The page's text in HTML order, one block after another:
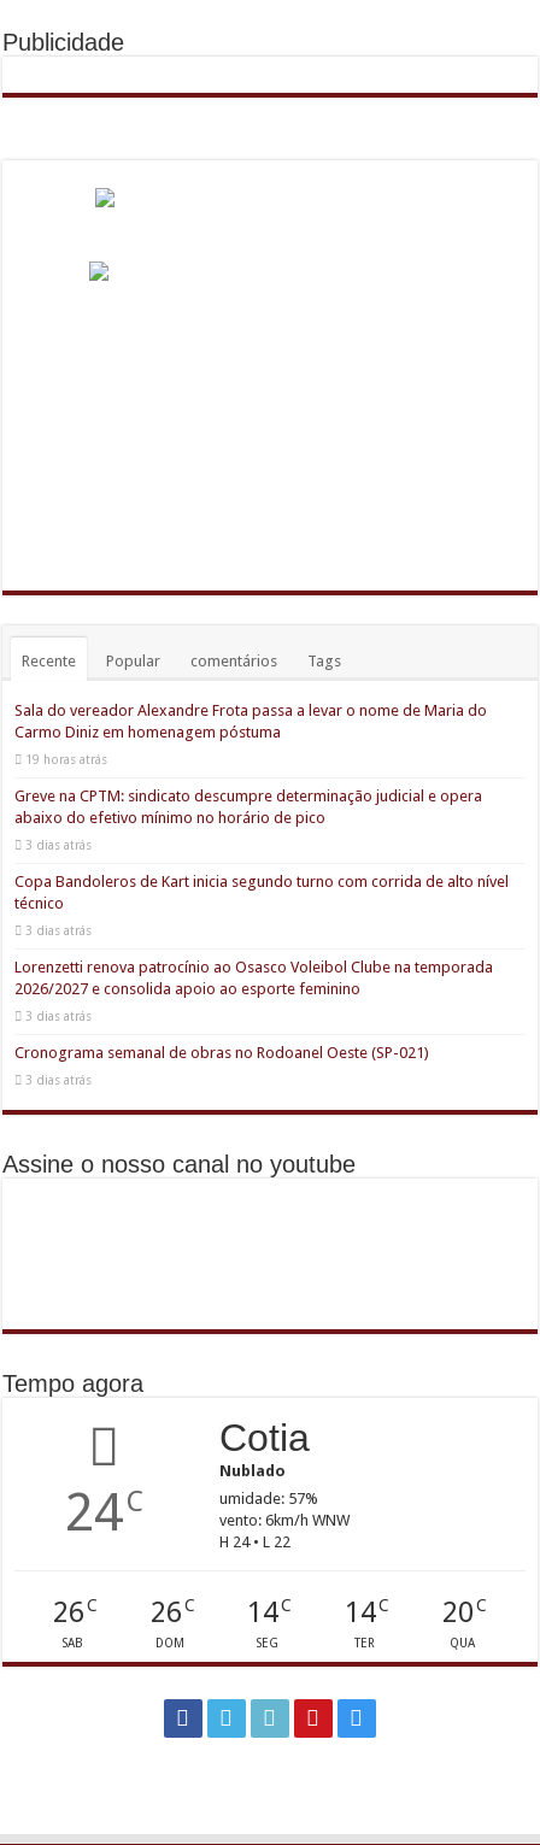
Publicidade
Recente Popular comentários Tags
Sala do vereador Alexandre Frota passa a levar o nome de Maria do
Carmo Diniz em homenagem póstuma
19 horas atrás
Greve na CPTM: sindicato descumpre determinação judicial e opera
abaixo do efetivo mínimo no horário de pico
3 dias atrás
Copa Bandoleros de Kart inicia segundo turno com corrida de alto nível
técnico
3 dias atrás
Lorenzetti renova patrocínio ao Osasco Voleibol Clube na temporada
2026/2027 e consolida apoio ao esporte feminino
3 dias atrás
Cronograma semanal de obras no Rodoanel Oeste (SP-021)
3 dias atrás
Assine o nosso canal no youtube
Tempo agora
24C
Cotia
Nublado
umidade: 57%
vento: 6km/h WNW
H 24 • L 22
26C
SAB
26C
DOM
14C
SEG
14C
TER
20C
QUA